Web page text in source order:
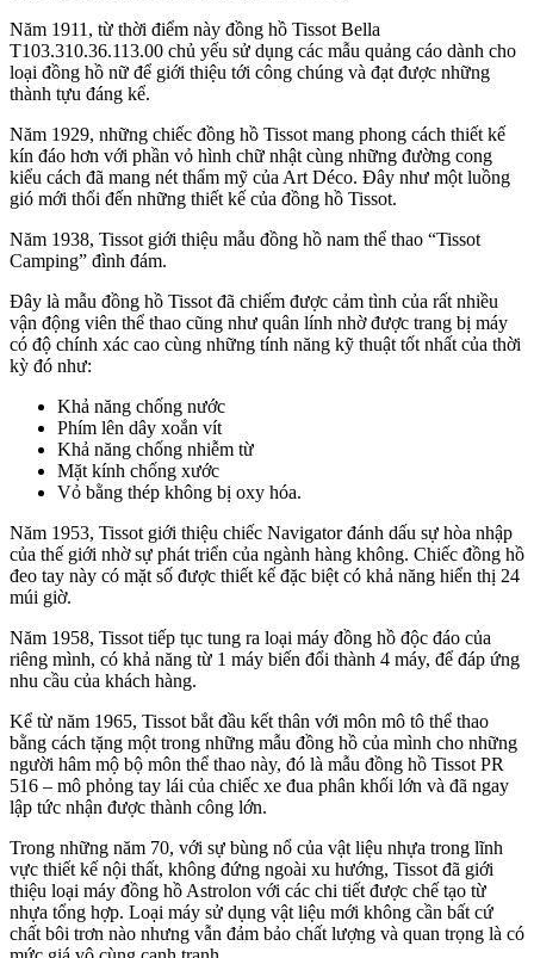
Năm 1911, từ thời điểm này đồng hồ Tissot Bella
T103.310.36.113.00 chủ yếu sử dụng các mẫu quảng cáo dành cho
loại đồng hồ nữ để giới thiệu tới công chúng và đạt được những
thành tựu đáng kể.
Năm 1929, những chiếc đồng hồ Tissot mang phong cách thiết kế
kín đáo hơn với phần vỏ hình chữ nhật cùng những đường cong
kiểu cách đã mang nét thẩm mỹ của Art Déco. Đây như một luồng
gió mới thổi đến những thiết kế của đồng hồ Tissot.
Năm 1938, Tissot giới thiệu mẫu đồng hồ nam thể thao “Tissot
Camping” đình đám.
Đây là mẫu đồng hồ Tissot đã chiếm được cảm tình của rất nhiều
vận động viên thể thao cũng như quân lính nhờ được trang bị máy
có độ chính xác cao cùng những tính năng kỹ thuật tốt nhất của thời
kỳ đó như:
Khả năng chống nước
Phím lên dây xoắn vít
Khả năng chống nhiễm từ
Mặt kính chống xước
Vỏ bằng thép không bị oxy hóa.
Năm 1953, Tissot giới thiệu chiếc Navigator đánh dấu sự hòa nhập
của thế giới nhờ sự phát triển của ngành hàng không. Chiếc đồng hồ
đeo tay này có mặt số được thiết kế đặc biệt có khả năng hiển thị 24
múi giờ.
Năm 1958, Tissot tiếp tục tung ra loại máy đồng hồ độc đáo của
riêng mình, có khả năng từ 1 máy biến đổi thành 4 máy, để đáp ứng
nhu cầu của khách hàng.
Kể từ năm 1965, Tissot bắt đầu kết thân với môn mô tô thể thao
bằng cách tặng một trong những mẫu đồng hồ của mình cho những
người hâm mộ bộ môn thể thao này, đó là mẫu đồng hồ Tissot PR
516 – mô phỏng tay lái của chiếc xe đua phân khối lớn và đã ngay
lập tức nhận được thành công lớn.
Trong những năm 70, với sự bùng nổ của vật liệu nhựa trong lĩnh
vực thiết kế nội thất, không đứng ngoài xu hướng, Tissot đã giới
thiệu loại máy đồng hồ Astrolon với các chi tiết được chế tạo từ
nhựa tổng hợp. Loại máy sử dụng vật liệu mới không cần bất cứ
chất bôi trơn nào nhưng vẫn đảm bảo chất lượng và quan trọng là có